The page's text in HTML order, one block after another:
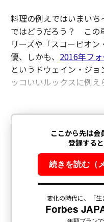
料理の例えではいまい
ではどうだろう？ この
リーズや「スコーピオ
優、しかも、 2016年フ
というドウェイン・ジ
ッコいいルックスに例え